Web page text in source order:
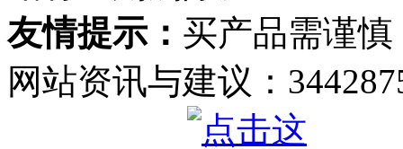
友情提示： 买产品需谨慎
网站资讯与建议：